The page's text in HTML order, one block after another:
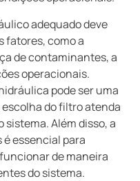
adequado deve
fatores, como a
de contaminantes, a
operacionais.
pode ser uma
do filtro atenda
Além disso, a
essencial para
de maneira
do sistema.